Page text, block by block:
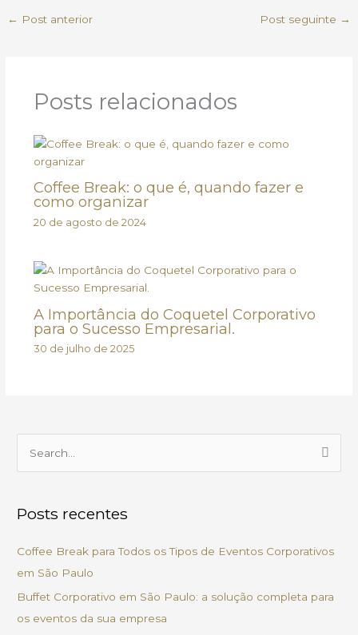
← Post anterior Post seguinte →
Posts relacionados
Coffee Break: o que é, quando fazer e
como organizar
20 de agosto de 2024
A Importância do Coquetel Corporativo
para o Sucesso Empresarial.
30 de julho de 2025
q
Posts recentes
Coffee Break para Todos os Tipos de Eventos Corporativos
em São Paulo
Buffet Corporativo em São Paulo: a solução completa para
os eventos da sua empresa